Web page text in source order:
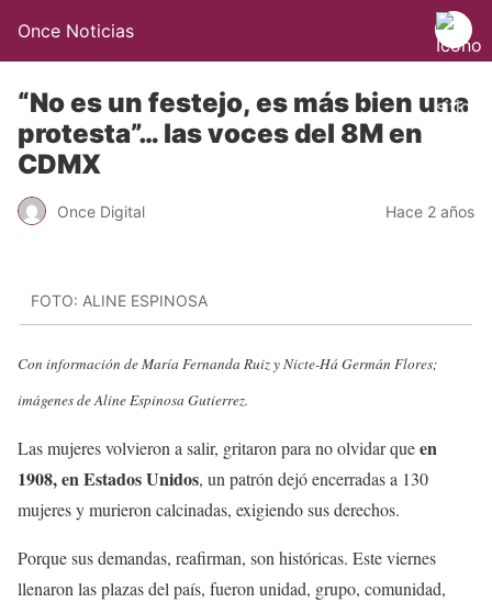
Once Noticias
“No es un festejo, es más bien una
protesta”… las voces del 8M en
CDMX
Once Digital Hace 2 años
FOTO: ALINE ESPINOSA
Con información de María Fernanda Ruiz y Nicte-Há Germán Flores;
imágenes de Aline Espinosa Gutierrez.
Las mujeres volvieron a salir, gritaron para no olvidar queen
1908, en Estados Unidos, un patrón dejó encerradas a 130
mujeres y murieron calcinadas, exigiendo sus derechos.
Porque sus demandas, reafirman, son históricas. Este viernes
llenaron las plazas del país, fueron unidad, grupo, comunidad,